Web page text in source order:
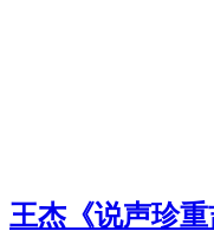
王杰《说声珍